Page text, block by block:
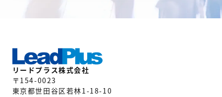
リードプラス株式会社
〒154-0023
東京都世田谷区若林1-18-10